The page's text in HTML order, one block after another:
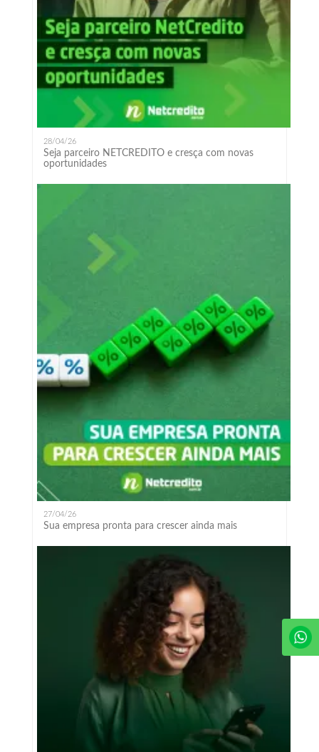
28/04/26
Seja parceiro NETCREDITO e cresça com novas
oportunidades
27/04/26
Sua empresa pronta para crescer ainda mais